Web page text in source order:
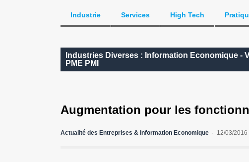
Industrie Services High Tech
Industries Diverses : Information Economique -
PME PMI
Augmentation pour les
Actualité des Entreprises & Information Economique 12/03/2016